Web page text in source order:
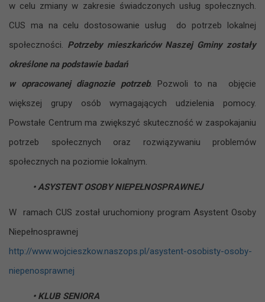
w celu zmiany w zakresie świadczonych usług społecznych.
CUS ma na celu dostosowanie usług do potrzeb lokalnej
społeczności. Potrzeby mieszkańców Naszej Gminy zostały
określone na podstawie badań
w opracowanej diagnozie potrzeb. Pozwoli to na objęcie
większej grupy osób wymagających udzielenia pomocy.
Powstałe Centrum ma zwiększyć skuteczność w zaspokajaniu
potrzeb społecznych oraz rozwiązywaniu problemów
społecznych na poziomie lokalnym.
• ASYSTENT OSOBY NIEPEŁNOSPRAWNEJ
W ramach CUS został uruchomiony program Asystent Osoby
Niepełnosprawnej
http://www.wojcieszkow.naszops.pl/asystent-osobisty-osoby-
niepenosprawnej
• KLUB SENIORA